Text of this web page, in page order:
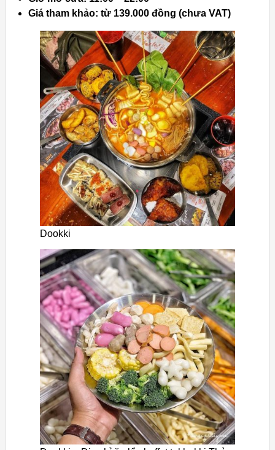
Giá tham khảo: từ 139.000 đồng (chưa VAT)
Dookki